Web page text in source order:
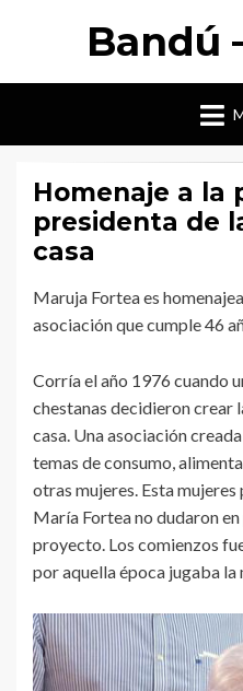
Bandú
Homenaje a la
presidenta de
casa
Maruja Fortea es
asociación que cumple 46
Corría el año 1976 cuando
chestanas decidieron crear
casa. Una asociación
temas de consumo,
otras mujeres. Esta
María Fortea no dudaron
proyecto. Los comienzos
por aquella época jugaba la